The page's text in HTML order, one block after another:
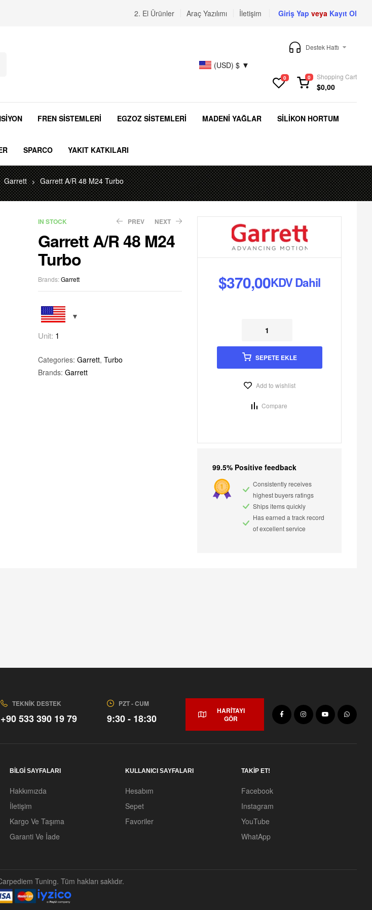
2. El Ürünler Araç Yazılımı İletişim Giriş Yap veya Kayıt Ol
Destek Hattı
(USD) $
0 0 Shopping Cart
$0,00
FREN SİSTEMLERİ EGZOZ SİSTEMLERİ MADENİ YAĞLAR SİLİKON HORTUM
SPARCO YAKIT KATKILARI
Garrett Garrett A/R 48 M24 Turbo
IN STOCK PREV NEXT
Garrett A/R 48 M24
Turbo
Brands:Garrett
Unit: 1
Categories: Garrett, Turbo
Brands: Garrett
$370,00KDV Dahil
SEPETE EKLE
Add to wishlist
Compare
99.5% Positive feedback
Consistently receives
highest buyers ratings
Ships items quickly
Has earned a track record
of excellent service
TEKNIK DESTEK
+90 533 390 19 79
PZT - CUM
9:30 - 18:30
HARİTAYI
GÖR
BİLGİ SAYFALARI
Hakkımızda
İletişim
Kargo Ve Taşıma
Garanti Ve İade
KULLANICI SAYFALARI
Hesabım
Sepet
Favoriler
TAKİP ET!
Facebook
Instagram
YouTube
WhatApp
Tuning. Tüm hakları saklıdır.